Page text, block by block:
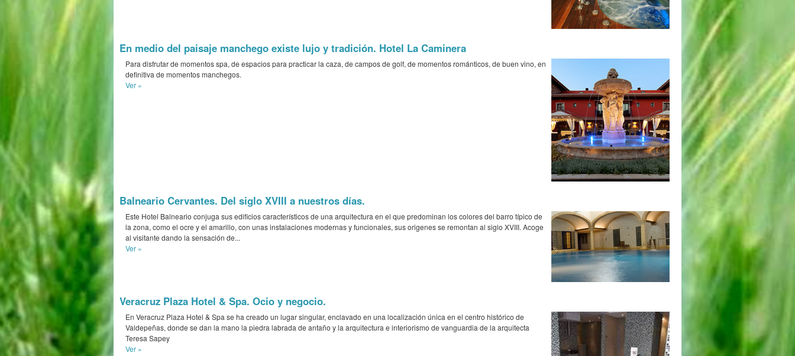
En medio del paisaje manchego existe lujo y tradición. Hotel La Caminera
Para disfrutar de momentos spa, de espacios para practicar la caza, de campos de golf, de momentos románticos, de buen vino, en
definitiva de momentos manchegos.
Ver »
Balneario Cervantes. Del siglo XVIII a nuestros días.
Este Hotel Balneario conjuga sus edificios característicos de una arquitectura en el que predominan los colores del barro típico de
la zona, como el ocre y el amarillo, con unas instalaciones modernas y funcionales, sus origenes se remontan al siglo XVIII. Acoge
al visitante dando la sensación de...
Ver »
Veracruz Plaza Hotel & Spa. Ocio y negocio.
En Veracruz Plaza Hotel & Spa se ha creado un lugar singular, enclavado en una localización única en el centro histórico de
Valdepeñas, donde se dan la mano la piedra labrada de antaño y la arquitectura e interiorismo de vanguardia de la arquitecta
Teresa Sapey
Ver »